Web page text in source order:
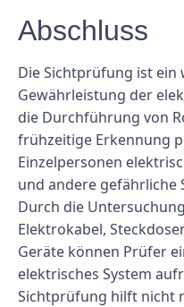
Abschluss
Die Sichtprüfung ist ein
Gewährleistung der
die Durchführung von
frühzeitige Erkennung
Einzelpersonen
und andere gefährliche
Durch die
Elektrokabel,
Geräte können Prüfer
elektrisches System
Sichtprüfung hilft nicht